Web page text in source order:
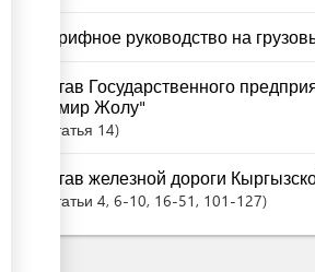
Тарифное руководство на
Устав Государственного
Темир Жолу"
Статья 14
Устав железной дороги
Статьи 4, 6-10, 16-51, 101-127